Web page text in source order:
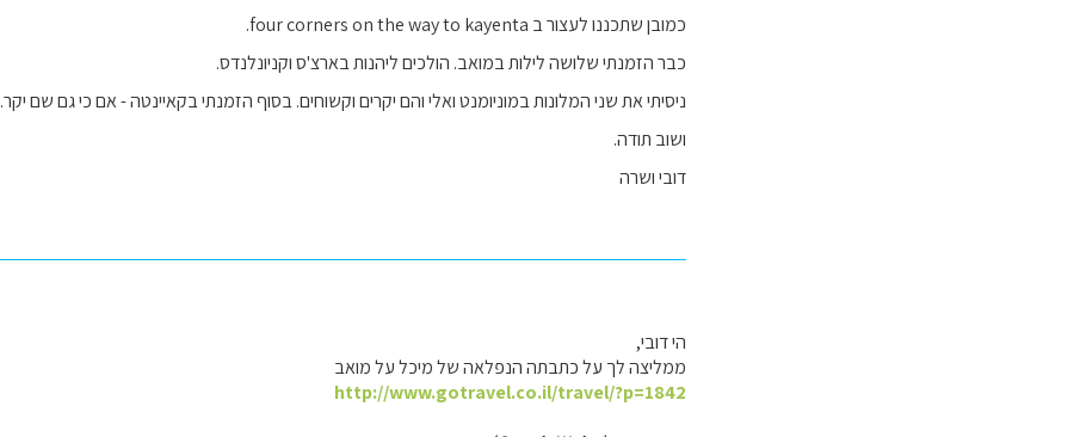
כמובן שתכננו לעצור ב four corners on the way to kayenta.
כבר הזמנתי שלושה לילות במואב. הולכים ליהנות בארצ'ס וקניונלנדס.
ניסיתי את שני המלונות במוניומנט ואלי והם יקרים וקשוחים. בסוף הזמנתי בקאיינטה - אם כי גם שם יקר.
ושוב תודה.
דובי ושרה
הי דובי,
ממליצה לך על כתבתה הנפלאה של מיכל על מואב
http://www.gotravel.co.il/travel/?p=1842